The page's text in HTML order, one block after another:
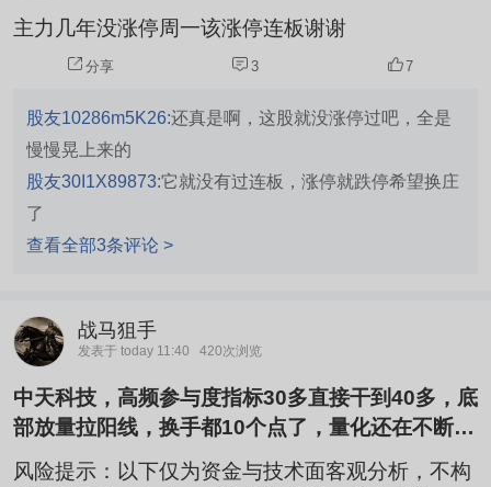
主力几年没涨停周一该涨停连板谢谢
分享 3 7
股友10286m5K26:还真是啊，这股就没涨停过吧，全是
慢慢晃上来的
股友30I1X89873:它就没有过连板，涨停就跌停希望换庄
了
查看全部3条评论 >
战马狙手
发表于 today 11:40 420次浏览
中天科技，高频参与度指标30多直接干到40多，底
部放量拉阳线，换手都10个点了，量化还在不断加
仓？
风险提示：以下仅为资金与技术面客观分析，不构